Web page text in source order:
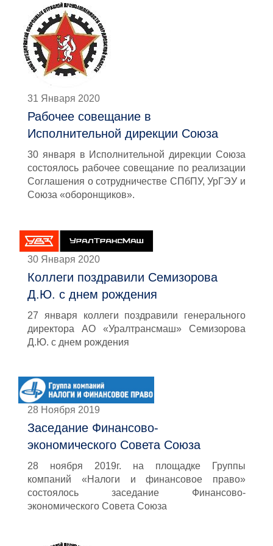
31 Января 2020
Рабочее совещание в
Исполнительной дирекции Союза
30 января в Исполнительной дирекции Союза
состоялось рабочее совещание по реализации
Соглашения о сотрудничестве СПбПУ, УрГЭУ и
Союза «оборонщиков».
30 Января 2020
Коллеги поздравили Семизорова
Д.Ю. с днем рождения
27 января коллеги поздравили генерального
директора АО «Уралтрансмаш» Семизорова
Д.Ю. с днем рождения
28 Ноября 2019
Заседание Финансово-
экономического Совета Союза
28 ноября 2019г. на площадке Группы
компаний «Налоги и финансовое право»
состоялось заседание Финансово-
экономического Совета Союза